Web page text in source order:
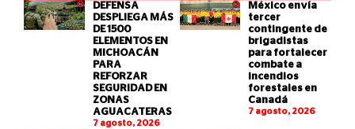
DEFENSA
DESPLIEGA MÁS
DE 1500
ELEMENTOS EN
MICHOACÁN
PARA
REFORZAR
SEGURIDAD EN
ZONAS
AGUACATERAS
7 agosto, 2026
México envía
tercer
contingente de
brigadistas
para fortalecer
combate a
incendios
forestales en
Canadá
7 agosto, 2026